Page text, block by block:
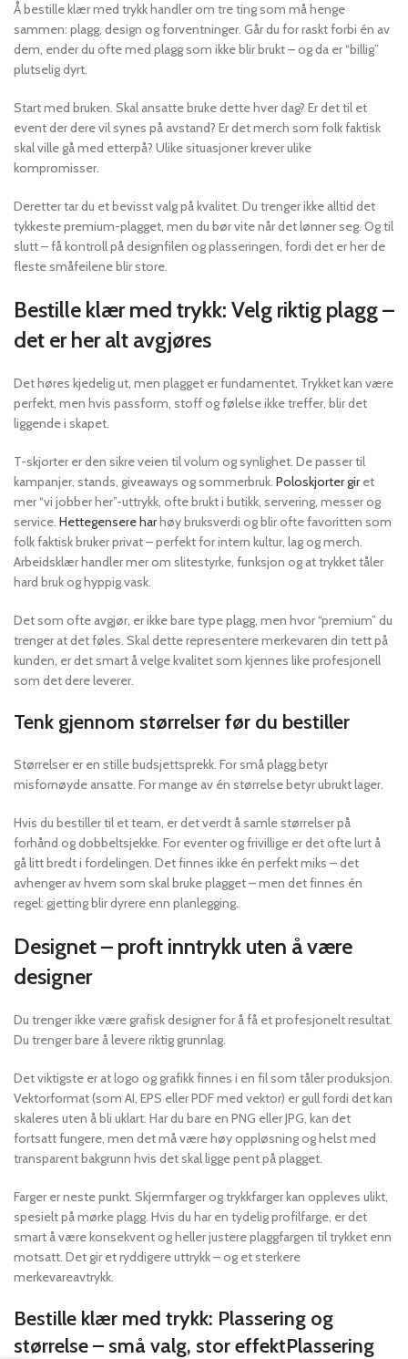
Å bestille klær med trykk handler om tre ting som må henge
sammen: plagg, design og forventninger. Går du for raskt forbi én av
dem, ender du ofte med plagg som ikke blir brukt – og da er “billig”
plutselig dyrt.
Start med bruken. Skal ansatte bruke dette hver dag? Er det til et
event der dere vil synes på avstand? Er det merch som folk faktisk
skal ville gå med etterpå? Ulike situasjoner krever ulike
kompromisser.
Deretter tar du et bevisst valg på kvalitet. Du trenger ikke alltid det
tykkeste premium-plagget, men du bør vite når det lønner seg. Og til
slutt – få kontroll på designfilen og plasseringen, fordi det er her de
fleste småfeilene blir store.
Bestille klær med trykk: Velg riktig plagg –
det er her alt avgjøres
Det høres kjedelig ut, men plagget er fundamentet. Trykket kan være
perfekt, men hvis passform, stoff og følelse ikke treffer, blir det
liggende i skapet.
T-skjorter er den sikre veien til volum og synlighet. De passer til
kampanjer, stands, giveaways og sommerbruk. Poloskjorter giret
mer “vi jobber her”-uttrykk, ofte brukt i butikk, servering, messer og
service. Hettegensere harhøy bruksverdi og blir ofte favoritten som
folk faktisk bruker privat – perfekt for intern kultur, lag og merch.
Arbeidsklær handler mer om slitestyrke, funksjon og at trykket tåler
hard bruk og hyppig vask.
Det som ofte avgjør, er ikke bare type plagg, men hvor “premium” du
trenger at det føles. Skal dette representere merkevaren din tett på
kunden, er det smart å velge kvalitet som kjennes like profesjonell
som det dere leverer.
Tenk gjennom størrelser før du bestiller
Størrelser er en stille budsjettsprekk. For små plagg betyr
misfornøyde ansatte. For mange av én størrelse betyr ubrukt lager.
Hvis du bestiller til et team, er det verdt å samle størrelser på
forhånd og dobbeltsjekke. For eventer og frivillige er det ofte lurt å
gå litt bredt i fordelingen. Det finnes ikke én perfekt miks – det
avhenger av hvem som skal bruke plagget – men det finnes én
regel: gjetting blir dyrere enn planlegging.
Designet – proft inntrykk uten å være
designer
Du trenger ikke være grafisk designer for å få et profesjonelt resultat.
Du trenger bare å levere riktig grunnlag.
Det viktigste er at logo og grafikk finnes i en fil som tåler produksjon.
Vektorformat (som AI, EPS eller PDF med vektor) er gull fordi det kan
skaleres uten å bli uklart. Har du bare en PNG eller JPG, kan det
fortsatt fungere, men det må være høy oppløsning og helst med
transparent bakgrunn hvis det skal ligge pent på plagget.
Farger er neste punkt. Skjermfarger og trykkfarger kan oppleves ulikt,
spesielt på mørke plagg. Hvis du har en tydelig profilfarge, er det
smart å være konsekvent og heller justere plaggfargen til trykket enn
motsatt. Det gir et ryddigere uttrykk – og et sterkere
merkevareavtrykk.
Bestille klær med trykk: Plassering og
størrelse – små valg, stor effektPlassering